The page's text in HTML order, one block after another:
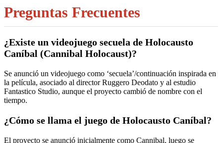
Preguntas Frecuentes
¿Existe un videojuego secuela de Holocausto
Caníbal (Cannibal Holocaust)?
Se anunció un videojuego como ‘secuela’/continuación inspirada en
la película, asociado al director Ruggero Deodato y al estudio
Fantastico Studio, aunque el proyecto cambió de nombre con el
tiempo.
¿Cómo se llama el juego de Holocausto Caníbal?
El proyecto se anunció inicialmente como Cannibal, luego se